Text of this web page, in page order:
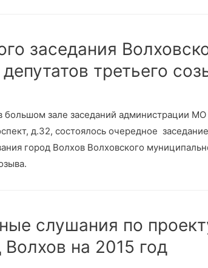
заседания
третьего
большом зале заседаний администрации
д.32, состоялось очередное
город Волхов Волховского
слушания по
на 2015 год